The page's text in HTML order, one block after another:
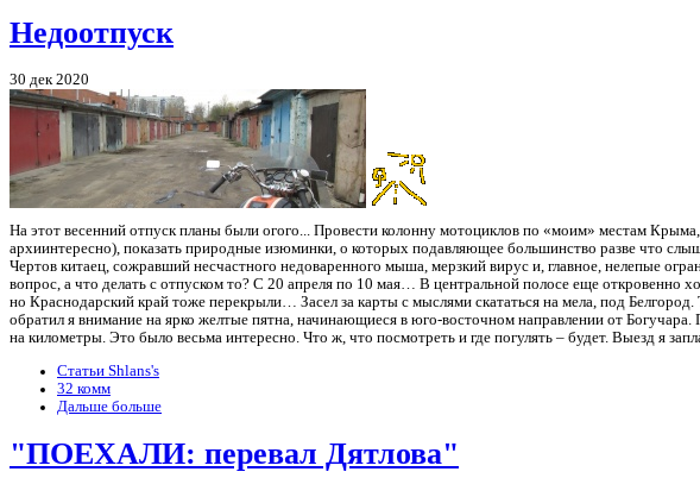
Недоотпуск
30 дек 2020
На этот весенний отпуск планы были огого... Провести колонну мотоциклов по «моим» местам
архиинтересно), показать природные изюминки, о которых подавляющее большинство разве что
Чертов китаец, сожравший несчастного недоваренного мыша, мерзкий вирус и, главное, нелепые
вопрос, а что делать с отпуском то? С 20 апреля по 10 мая… В центральной полосе еще откровенно
но Краснодарский край тоже перекрыли… Засел за карты с мыслями скататься на мела, под
обратил я внимание на ярко желтые пятна, начинающиеся в юго-восточном направлении от
на километры. Это было весьма интересно. Что ж, что посмотреть и где погулять – будет. Выезд я
Статьи Shlans's
32 комм
Дальше больше
"ПОЕХАЛИ: перевал Дятлова"